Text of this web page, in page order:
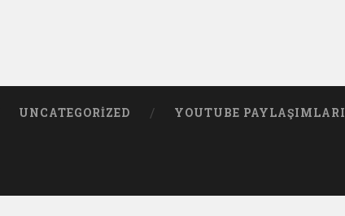
UNCATEGORIZED YOUTUBE PAYLAŞIMLARI